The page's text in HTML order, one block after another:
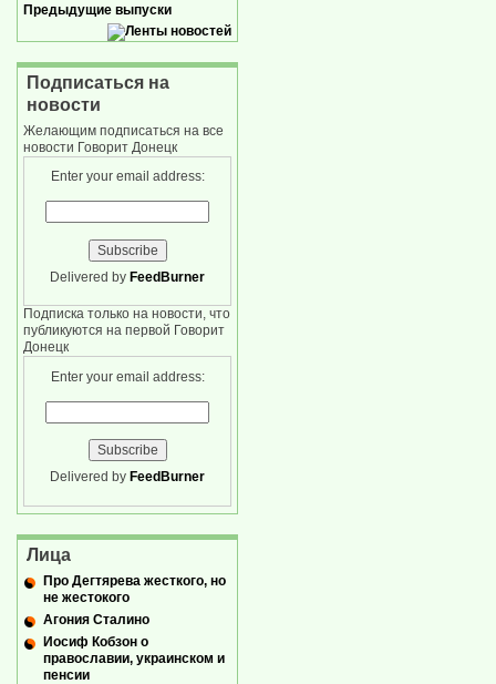
Предыдущие выпуски
Подписаться на
новости
Желающим подписаться на все
новости Говорит Донецк
Enter your email address:
Delivered by FeedBurner
Подписка только на новости, что
публикуются на первой Говорит
Донецк
Enter your email address:
Delivered by FeedBurner
Лица
Про Дегтярева жесткого, но
не жестокого
Агония Сталино
Иосиф Кобзон о
православии, украинском и
пенсии